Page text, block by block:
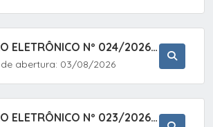
PREGÃO ELETRÔNICO Nº 024/2026 - AQUISIÇÃO DE GÁS MEDICINAL TIPO OXIGÊNIO (1,00 M3, 3,00 M3 E 10,00 M3), EM ATENDIMENTO À SECRETARIA MUNICIPAL DE SAÚDE, ATRAVÉS DO SISTEMA DE REGISTRO DE PREÇOS (SRP)
abertura: 03/08/2026
PREGÃO ELETRÔNICO Nº 023/2026 - AQUISIÇÃO DE ENXOVAL INFANTIL, EM ATENDIMENTO À SECRETARIA MUNICIPAL DE EDUCAÇÃO, ATRAVÉS DO SISTEMA DE REGISTRO DE PREÇOS (SRP).